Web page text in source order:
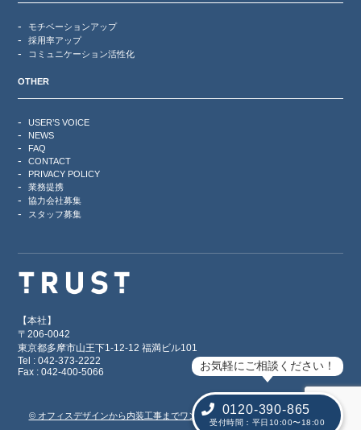
お気軽にご相談ください！
0120-390-865
受付時間：平日10:00〜18:00
モチベーションアップ
採用率アップ
コミュニケーション活性化
OTHER
USER’S VOICE
NEWS
FAQ
CONTACT
PRIVACY POLICY
業務提携
協力会社募集
スタッフ募集
【本社】
〒206-0042
東京都多摩市山王下1-12-12 福満ビル101
Tel : 042-373-2222
Fax : 042-400-5066
© オフィスデザインから内装工事までワンストップで対応【TRUST Office】